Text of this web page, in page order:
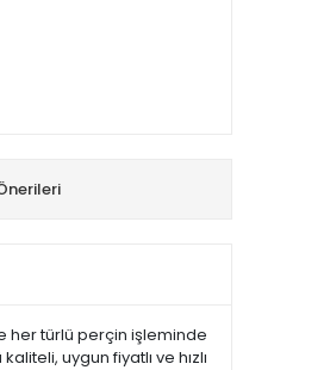
her türlü perçin işleminde
uygun fiyatlı ve hızlı